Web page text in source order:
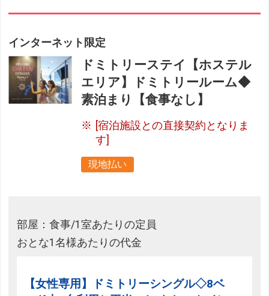
インターネット限定
ドミトリーステイ【ホステル
エリア】ドミトリールーム◆
素泊まり【食事なし】
[宿泊施設との直接契約となりま
す]
現地払い
部屋：食事/1室あたりの定員
おとな1名様あたりの代金
【女性専用】ドミトリーシングル◇8ベ